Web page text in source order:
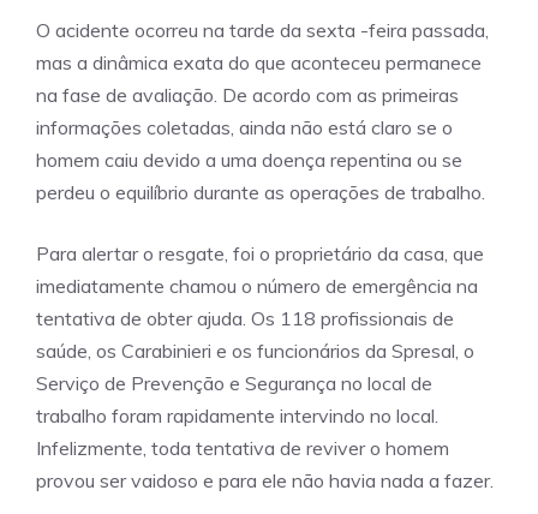
O acidente ocorreu na tarde da sexta -feira passada,
mas a dinâmica exata do que aconteceu permanece
na fase de avaliação. De acordo com as primeiras
informações coletadas, ainda não está claro se o
homem caiu devido a uma doença repentina ou se
perdeu o equilíbrio durante as operações de trabalho.
Para alertar o resgate, foi o proprietário da casa, que
imediatamente chamou o número de emergência na
tentativa de obter ajuda. Os 118 profissionais de
saúde, os Carabinieri e os funcionários da Spresal, o
Serviço de Prevenção e Segurança no local de
trabalho foram rapidamente intervindo no local.
Infelizmente, toda tentativa de reviver o homem
provou ser vaidoso e para ele não havia nada a fazer.